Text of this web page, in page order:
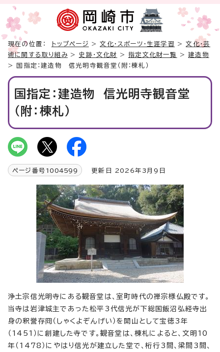
現在の位置： トップページ >文化・スポーツ・生涯学習 >文化・芸
術に関する取り組み> 史跡・文化財 >指定文化財一覧 >建造物
> 国指定：建造物 信光明寺観音堂（附：棟札）
国指定：建造物 信光明寺観音堂
（附：棟札）
ページ番号 1004599 更新日 2026年3月9日
浄土宗信光明寺にある観音堂は、室町時代の禅宗様仏殿です。
当寺は岩津城主であった松平3代信光が下総国飯沼弘経寺出
身の釈誉存冏（しゃくよぞんげい）を開山として宝徳3年
（1451）に創建した寺です。観音堂は、棟札によると、文明10
年（1478）にやはり信光が建立した堂で、桁行3間、梁間3間、